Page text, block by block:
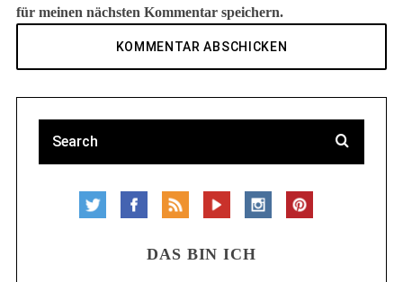
für meinen nächsten Kommentar speichern.
DAS BIN ICH